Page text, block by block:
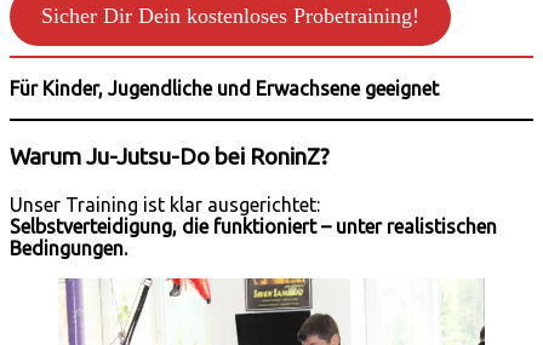
Sicher Dir Dein kostenloses Probetraining!
Für Kinder, Jugendliche und Erwachsene geeignet
Warum Ju-Jutsu-Do bei RoninZ?
Unser Training ist klar ausgerichtet:
Selbstverteidigung, die funktioniert – unter realistischen
Bedingungen.